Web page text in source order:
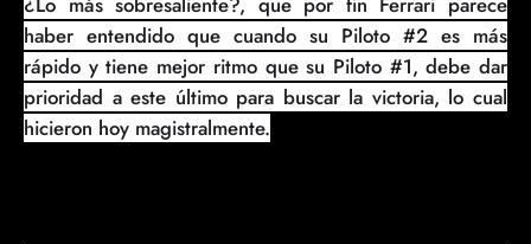
haber entendido que cuando su Piloto #2 es más
rápido y tiene mejor ritmo que su Piloto #1, debe dar
prioridad a este último para buscar la victoria, lo cual
hicieron hoy magistralmente.